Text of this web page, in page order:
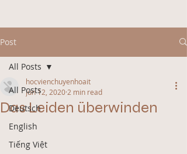
Post
All Posts
Deutsch
English
Tiếng Việt
All Posts
Das Leiden überwinden
hocvienchuyenhoait
Jun 12, 2020 2 min read